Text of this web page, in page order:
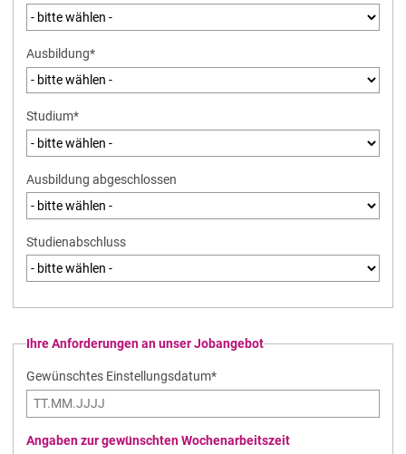
Pflichtfeld
Ausbildung*
Pflichtfeld
Studium*
Ausbildung abgeschlossen
Studienabschluss
Ihre Anforderungen an unser Jobangebot
Gewünschtes Einstellungsdatum*
Angaben zur gewünschten Wochenarbeitszeit